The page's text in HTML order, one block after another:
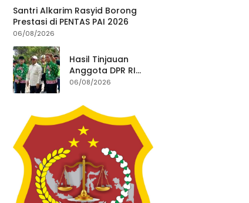
Legislator dan
Jurnalis
Santri Alkarim Rasyid Borong
Prestasi di PENTAS PAI 2026
06/08/2026
Hasil Tinjauan
Anggota DPR RI
Komisi V Bantah Isu
Pengaman Pantai
Mandiri Sejati
Dipastikan Sesuai
Spesifikasi
06/08/2026